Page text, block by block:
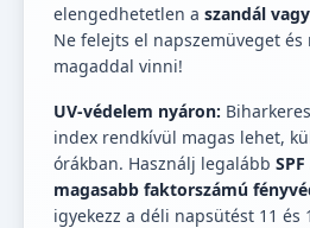
elengedhetetlen a szandál
Ne felejts el napszemüveget és
magaddal vinni!
UV-védelem nyáron:
index rendkívül magas lehet,
órákban. Használj legalább
magasabb faktorszámú
igyekezz a déli napsütést 11 és